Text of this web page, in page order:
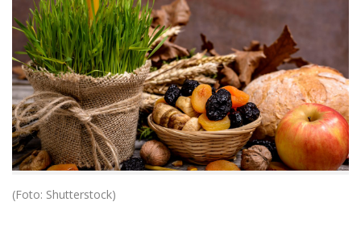
(Foto: Shutterstock)